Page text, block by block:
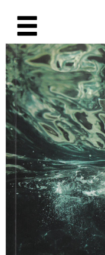
New Books